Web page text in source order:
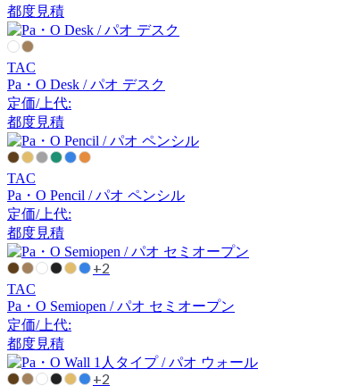
アートワークスタジオ
artek
アルテック
Artemide
アルテミデ
ARUNAi
都度見積
TAC
Pa・O Desk / パオ デスク
定価/上代:
都度見積
TAC
Pa・O Pencil / パオ ペンシル
定価/上代:
都度見積
+2
TAC
Pa・O Semiopen / パオ セミオープン
定価/上代:
都度見積
+2